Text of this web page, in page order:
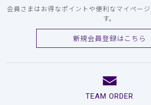
会員さまはお得なポイントや便利なマイペー
す。
新規会員登録はこちら
TEAM ORDER